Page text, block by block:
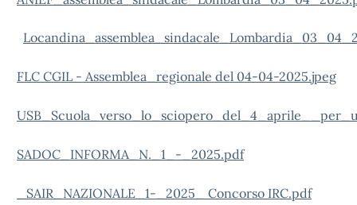
FLC CGIL - Assemblea_regionale del 04-04-2025.jpeg
SADOC_INFORMA_N._1_-_2025.pdf
_SAIR_NAZIONALE_1-_2025_ Concorso IRC.pdf